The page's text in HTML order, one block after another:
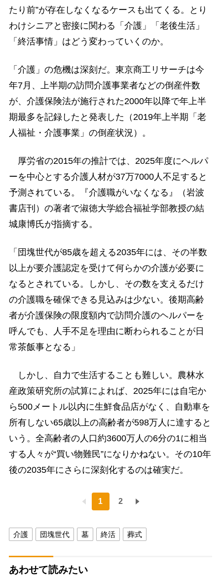
たり前”が存在しなくなるケースも出てくる。とり
わけシニアと密接に関わる「介護」「老後生活」
「終活事情」はどう変わっていくのか。
「介護」の危機は深刻だ。東京商工リサーチは今
年7月、上半期の訪問介護事業者などの倒産件数
が、介護保険法が施行された2000年以降で年上半
期最多を記録したと発表した（2019年上半期「老
人福祉・介護事業」の倒産状況）。
厚労省の2015年の推計では、2025年度にヘルパ
ーを中心とする介護人材が37万7000人不足すると
予測されている。『介護職がいなくなる』（岩波
書店刊）の著者で淑徳大学総合福祉学部教授の結
城康博氏が指摘する。
「団塊世代が85歳を超える2035年には、その半数
以上が要介護認定を受けて何らかの介護が必要に
なるとされている。しかし、その数を支えるだけ
の介護職を確保できる見込みは少ない。後期高齢
者が介護保険の限度額内で訪問介護のヘルパーを
呼んでも、人手不足を理由に断わられることが日
常茶飯事となる」
しかし、自力で生活することも難しい。農林水
産政策研究所の試算によれば、2025年には自宅か
ら500メートル以内に生鮮食品店がなく、自動車を
所有しない65歳以上の高齢者が598万人に達すると
いう。全高齢者の人口約3600万人の6分の1に相当
する人々が“買い物難民”になりかねない。その10年
後の2035年にさらに深刻化するのは確実だ。
1 2
介護 団塊世代 墓 終活 葬式
あわせて読みたい